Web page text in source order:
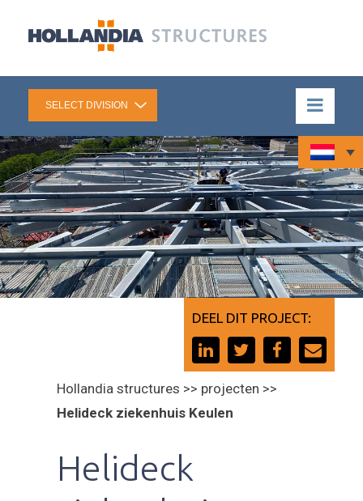
Hollandia structures >> projecten >>
Helideck ziekenhuis Keulen
DEEL DIT PROJECT:
Helideck